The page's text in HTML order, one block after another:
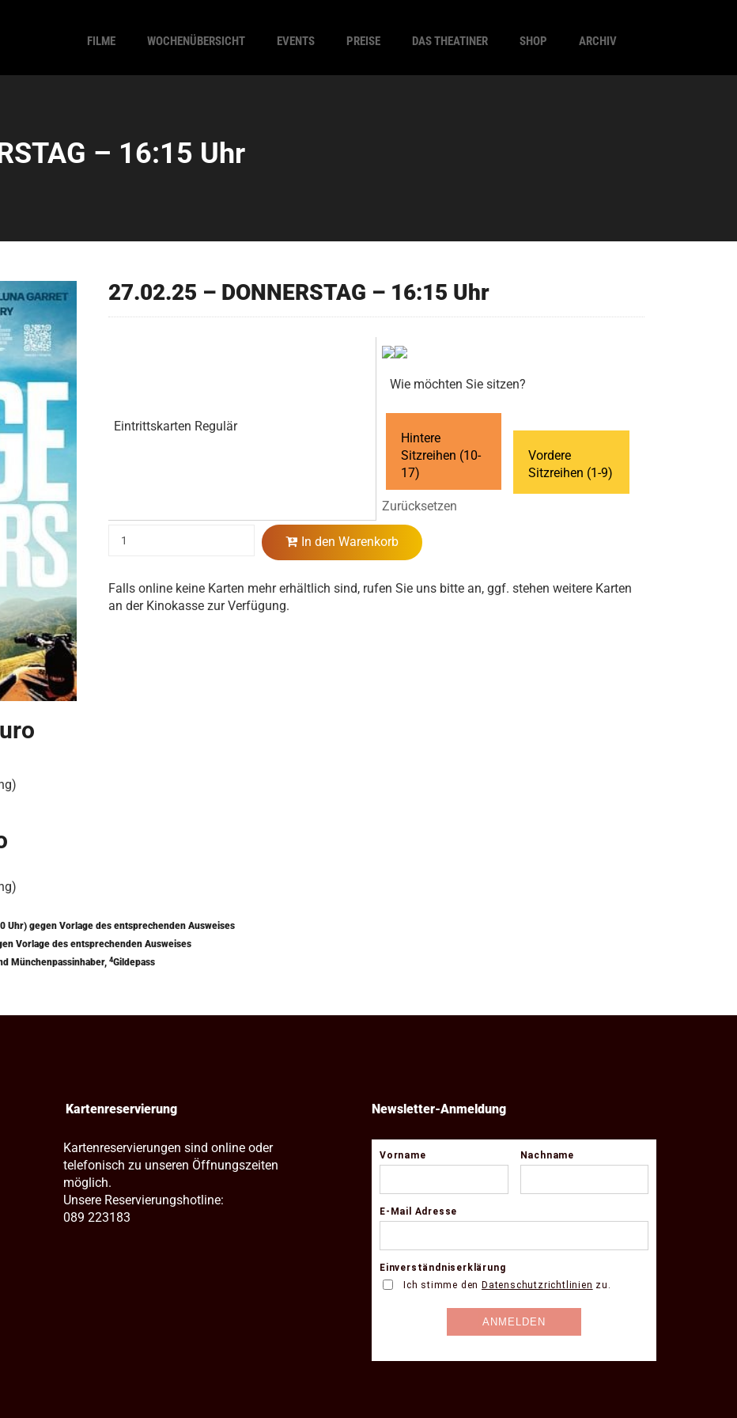
FILME WOCHENÜBERSICHT EVENTS PREISE DAS THEATINER SHOP ARCHIV
– 16:15 Uhr
27.02.25 – DONNERSTAG – 16:15 Uhr
Eintrittskarten Regulär
Wie möchten Sie sitzen?
Hintere
Sitzreihen (10-
17)
Vordere
Sitzreihen (1-9)
Zurücksetzen
In den Warenkorb
Falls online keine Karten mehr erhältlich sind, rufen Sie uns bitte an, ggf. stehen weitere Karten
an der Kinokasse zur Verfügung.
Uhr) gegen Vorlage des entsprechenden Ausweises
Vorlage des entsprechenden Ausweises
Münchenpassinhaber, 4Gildepass
Kartenreservierung
Kartenreservierungen sind online oder
telefonisch zu unseren Öffnungszeiten
möglich.
Unsere Reservierungshotline:
089 223183
Newsletter-Anmeldung